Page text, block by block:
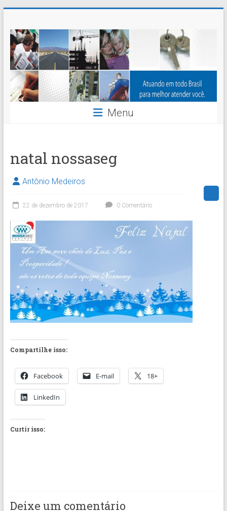
content
Nossaseg
Administração
e
Corretagem
de
Ltda.
Menu
natal nossaseg
Antônio Medeiros
22 de dezembro de 2017 0 Comentário
Compartilhe isso:
Facebook E-mail 18+
LinkedIn
Curtir isso:
Deixe um comentário